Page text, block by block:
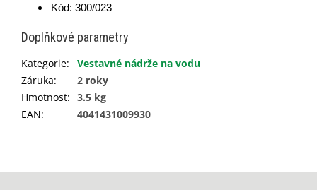
Kód: 300/023
Doplňkové parametry
Kategorie:
Vestavné nádrže na vodu
Záruka:
2 roky
Hmotnost: 3.5 kg
EAN: 4041431009930